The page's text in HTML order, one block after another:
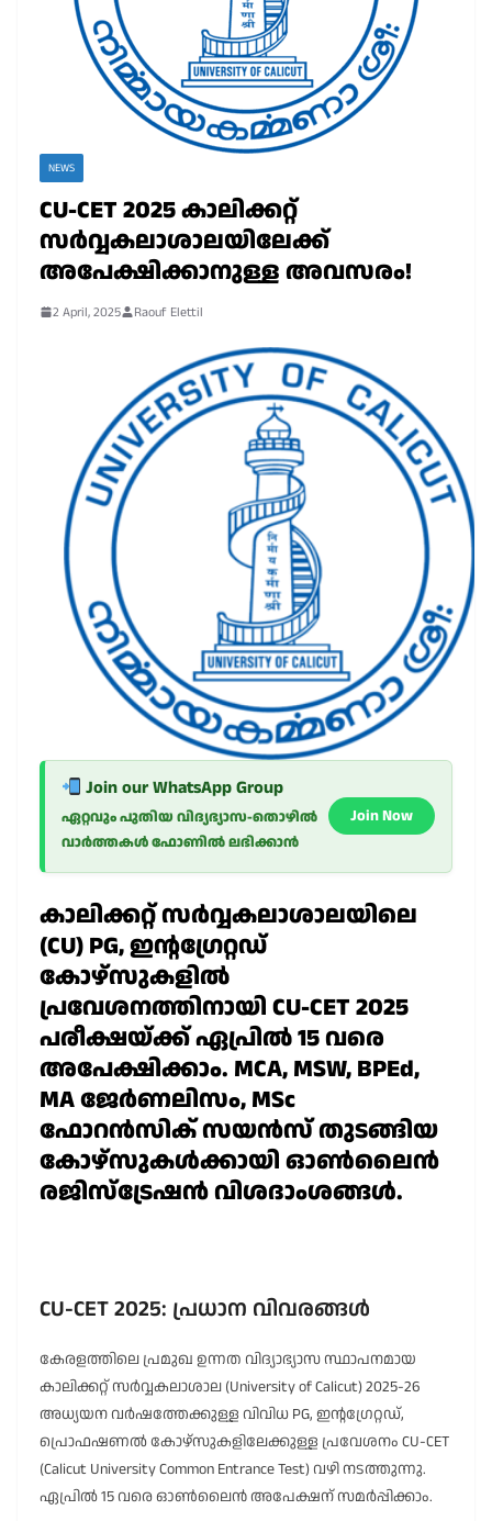
NEWS
CU-CET 2025 കാലിക്കറ്റ്
സർവ്വകലാശാലയിലേക്ക്
അപേക്ഷിക്കാനുള്ള അവസരം!
2 April, 2025 Raouf Elettil
Join our WhatsApp Group
ഏറ്റവും പുതിയ വിദ്യഭ്യാസ-തൊഴിൽ
വാർത്തകൾ ഫോണിൽ ലഭിക്കാൻ
Join Now
കാലിക്കറ്റ് സർവ്വകലാശാലയിലെ
(CU) PG, ഇന്റഗ്രേറ്റഡ്
കോഴ്സുകളിൽ
പ്രവേശനത്തിനായി CU-CET 2025
പരീക്ഷയ്ക്ക് ഏപ്രിൽ 15 വരെ
അപേക്ഷിക്കാം. MCA, MSW, BPEd,
MA ജേർണലിസം, MSc
ഫോറൻസിക് സയൻസ് തുടങ്ങിയ
കോഴ്സുകൾക്കായി ഓൺലൈൻ
രജിസ്ട്രേഷൻ വിശദാംശങ്ങൾ.
CU-CET 2025: പ്രധാന വിവരങ്ങൾ
കേരളത്തിലെ പ്രമുഖ ഉന്നത വിദ്യാഭ്യാസ സ്ഥാപനമായ
കാലിക്കറ്റ് സർവ്വകലാശാല (University of Calicut) 2025-26
അധ്യയന വർഷത്തേക്കുള്ള വിവിധ PG, ഇന്റഗ്രേറ്റഡ്,
പ്രൊഫഷണൽ കോഴ്സുകളിലേക്കുള്ള പ്രവേശനം CU-CET
(Calicut University Common Entrance Test) വഴി നടത്തുന്നു.
ഏപ്രിൽ 15 വരെ ഓൺലൈൻ അപേക്ഷന് സമർപ്പിക്കാം.